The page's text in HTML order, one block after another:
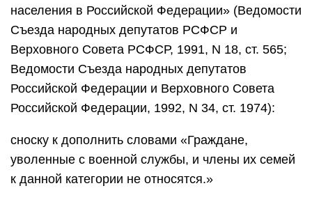
населения в Российской Федерации» (Ведомости
Съезда народных депутатов РСФСР и
Верховного Совета РСФСР, 1991, N 18, ст. 565;
Ведомости Съезда народных депутатов
Российской Федерации и Верховного Совета
Российской Федерации, 1992, N 34, ст. 1974):
сноску к дополнить словами «Граждане,
уволенные с военной службы, и члены их семей
к данной категории не относятся.»